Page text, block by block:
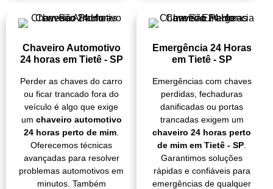
Chaveiro Automotivo
24 horas em Tietê - SP
Perder as chaves do carro
ou ficar trancado fora do
veículo é algo que exige
um chaveiro automotivo
24 horas perto de mim
Oferecemos técnicas
avançadas para resolver
problemas automotivos em
minutos. Também
Emergência 24 Horas
em Tietê - SP
Emergências com chaves
perdidas, fechaduras
danificadas ou portas
trancadas exigem um
chaveiro 24 horas perto
de mim em Tietê - SP
Garantimos soluções
rápidas e confiáveis para
emergências de qualquer